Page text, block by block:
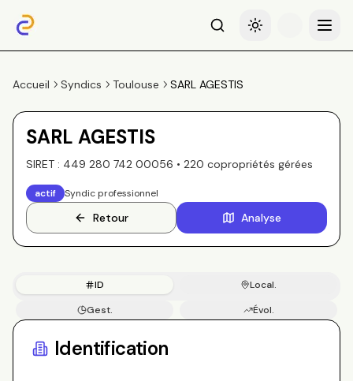
RechercheBasculer le thème
Menu
Accueil Syndics Toulouse SARL AGESTIS
SARL AGESTIS
SIRET : 449 280 742 00056 • 220 copropriétés gérées
actif Syndic professionnel
Retour Analyse
ID
Local.
Gest.
Évol.
Identification